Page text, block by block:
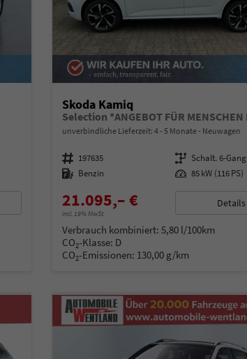
Skoda Kamiq
unverbindliche Lieferzeit: 4 - 5 Monate Neuwagen
Fahrzeugnummer 197635 Getriebe Schalt. 6-Gang
Kraftstoff Benzin Leistung 85 kW (116 PS)
21.095,– €
incl. 19% MwSt.
Details
Verbrauch kombiniert:5,80 l/100km
CO2-Klasse: D
CO2-Emissionen: 130,00 g/km